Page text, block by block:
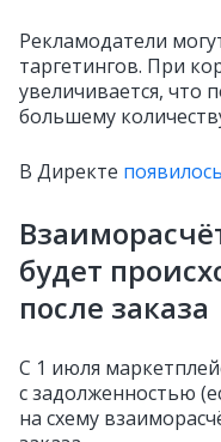
Рекламодатели
таргетингов. При
увеличивается, что
большему
В Директе появилось
будет
после заказа
С 1 июля
с задолженностью
на схему